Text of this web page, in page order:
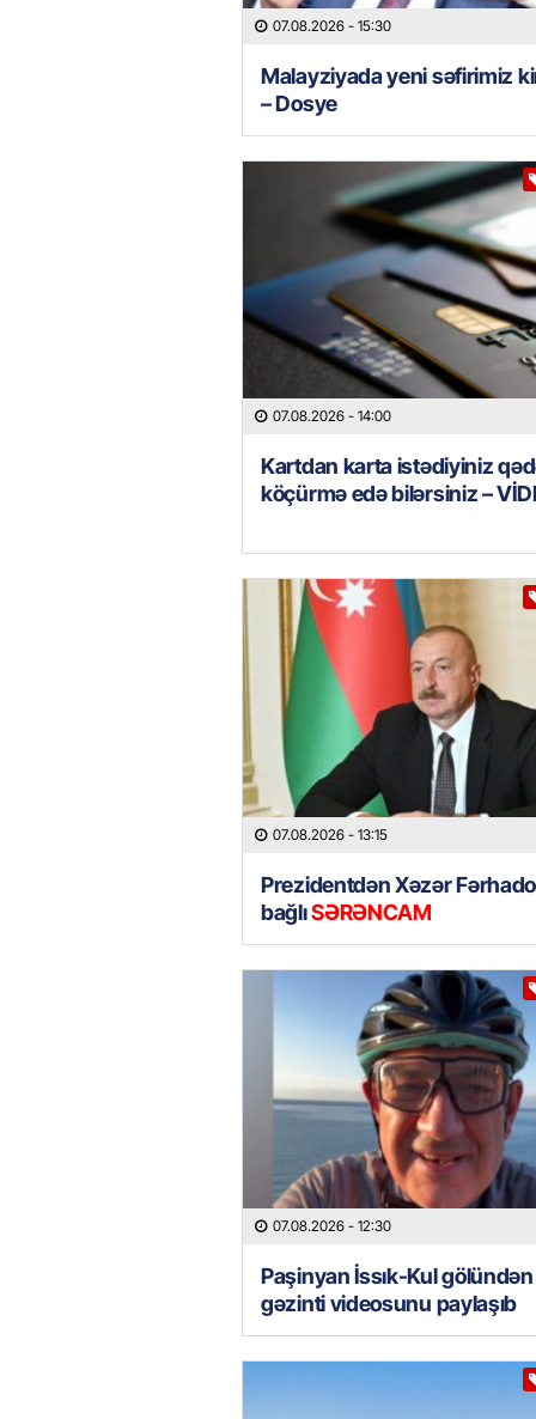
07.08.2026 - 15:30
Malayziyada yeni səfirimiz
– Dosye
07.08.2026 - 14:00
Kartdan karta istədiyiniz
köçürmə edə bilərsiniz –
07.08.2026 - 13:15
Prezidentdən Xəzər
bağlıSƏRƏNCAM
07.08.2026 - 12:30
Paşinyan İssık-Kul gölündən
gəzinti videosunu paylaşıb